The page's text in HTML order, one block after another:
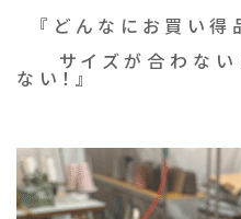
『どんなにお買い得
サイズが合わない
ない！』